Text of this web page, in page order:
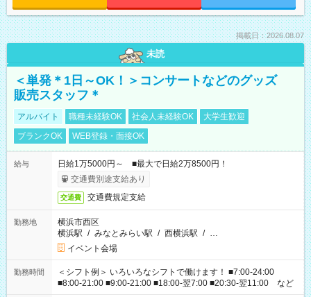
掲載日：2026.08.07
未読
＜単発＊1日～OK！＞コンサートなどのグッズ
販売スタッフ＊
アルバイト 職種未経験OK 社会人未経験OK
大学生歓迎
ブランクOK
WEB登録・面接OK
給与
日給1万5000円～ ■最大で日給2万8500円！
交通費別途支給あり
交通費 交通費規定支給
勤務地
横浜市西区
横浜駅 / みなとみらい駅 / 西横浜駅 / …
イベント会場
勤務時間
＜シフト例＞ いろいろなシフトで働けます！ ■7:00-24:00
■8:00-21:00 ■9:00-21:00 ■18:00-翌7:00 ■20:30-翌11:00 など